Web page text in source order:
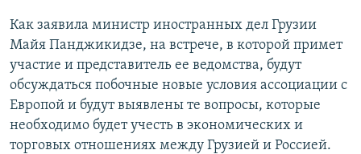
ЧИТАЕМ ПРЕССУ
Все сайты РСЕ/РС
Как заявила министр иностранных дел Грузии
Майя Панджикидзе, на встрече, в которой примет
участие и представитель ее ведомства, будут
обсуждаться побочные новые условия ассоциации с
Европой и будут выявлены те вопросы, которые
необходимо будет учесть в экономических и
торговых отношениях между Грузией и Россией.